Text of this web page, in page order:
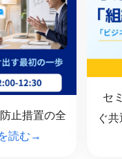
UMU AIジェスチャー課
スピーチやプレゼンに効果
スチャーに特化した実践ト
グ
UMU AI Tools
あらゆる業務シナリオに最
た、100以上のAIネイティ
止措置の全
読む→
セ
ぐ